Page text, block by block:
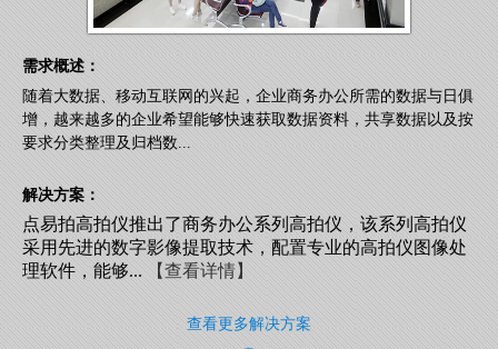
需求概述：
随着大数据、移动互联网的兴起，企业商务办公所需的数据与日俱
增，越来越多的企业希望能够快速获取数据资料，共享数据以及按
要求分类整理及归档数...
解决方案：
点易拍高拍仪推出了商务办公系列高拍仪，该系列高拍仪
采用先进的数字影像提取技术，配置专业的高拍仪图像处
理软件，能够...【查看详情】
查看更多解决方案